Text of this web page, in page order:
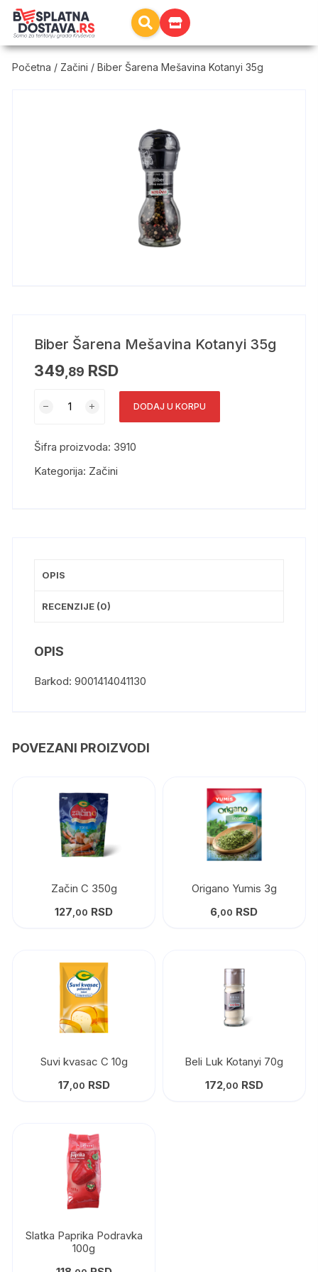
Početna / Začini / Biber Šarena Mešavina Kotanyi 35g
Biber Šarena Mešavina Kotanyi 35g
349 ,89 RSD
DODAJ U KORPU
Šifra proizvoda: 3910
Kategorija: Začini
OPIS
RECENZIJE (0)
OPIS
Barkod: 9001414041130
POVEZANI PROIZVODI
Začin C 350g
127 ,00 RSD
Origano Yumis 3g
6 ,00 RSD
Suvi kvasac C 10g
17,00 RSD
Beli Luk Kotanyi 70g
172,00 RSD
Slatka Paprika Podravka
100g